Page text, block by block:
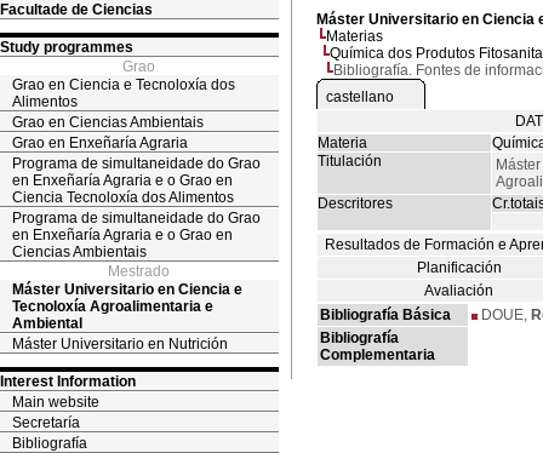
Facultade de Ciencias
Study programmes
Grao
Grao en Ciencia e Tecnoloxía dos
Alimentos
Grao en Ciencias Ambientais
Grao en Enxeñaría Agraria
Programa de simultaneidade do Grao
en Enxeñaría Agraria e o Grao en
Ciencia Tecnoloxía dos Alimentos
Programa de simultaneidade do Grao
en Enxeñaría Agraria e o Grao en
Ciencias Ambientais
Mestrado
Máster Universitario en Ciencia e
Tecnoloxía Agroalimentaria e
Ambiental
Máster Universitario en Nutrición
Interest Information
Main website
Secretaría
Bibliografía
Máster Universitario en Ciencia
Materias
Química dos Produtos
Bibliografía. Fontes de
castellano
Materia
Titulación
Descritores
Resultados de Formación e
Planificación
Avaliación
Bibliografía Básica
DOUE,
Bibliografía
Complementaria